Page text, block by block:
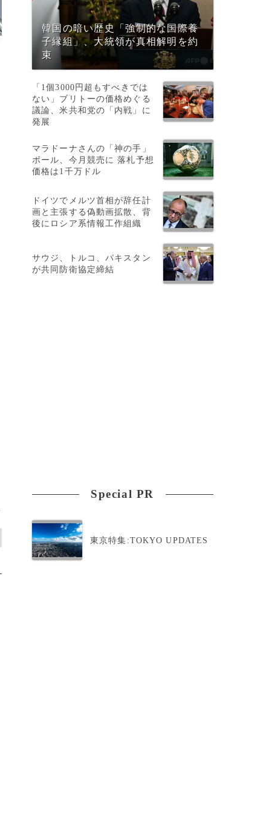
韓国の暗い歴史「強制的な国際養
子縁組」、大統領が真相解明を約
束
「1個3000円超もすべきでは
ない」ブリトーの価格めぐる
議論、米共和党の「内戦」に
発展
マラドーナさんの「神の手」
ボール、今月競売に 落札予想
価格は1千万ドル
ドイツでメルツ首相が辞任計
画と主張する偽動画拡散、背
後にロシア系情報工作組織
サウジ、トルコ、パキスタン
が共同防衛協定締結
Special PR
東京特集:TOKYO UPDATES